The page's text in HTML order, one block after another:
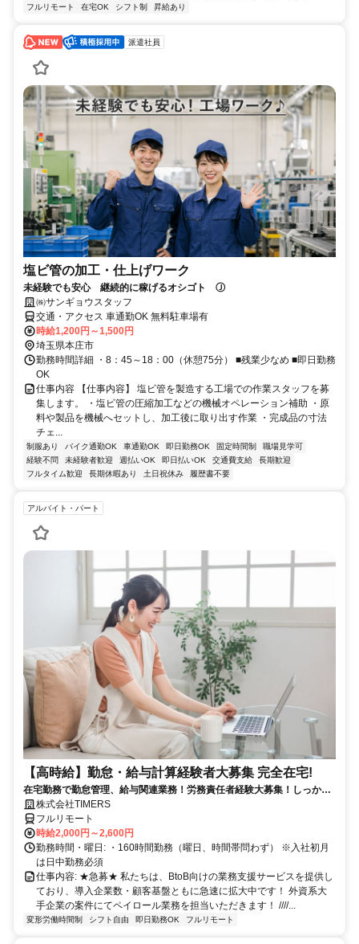
フルリモート 在宅OK シフト制 昇給あり
派遣社員
塩ビ管の加工・仕上げワーク
未経験でも安心 継続的に稼げるオシゴト Ⓙ
㈱サンギョウスタッフ
交通・アクセス 車通勤OK 無料駐車場有
時給1,200円～1,500円
埼玉県本庄市
勤務時間詳細 ・8：45～18：00（休憩75分） ■残業少なめ ■即日勤務
OK
仕事内容 【仕事内容】 塩ビ管を製造する工場での作業スタッフを募
集します。 ・塩ビ管の圧縮加工などの機械オペレーション補助 ・原
料や製品を機械へセットし、加工後に取り出す作業 ・完成品の寸法
チェ...
制服あり バイク通勤OK 車通勤OK 即日勤務OK 固定時間制
職場見学可
経験不問
未経験者歓迎 週払いOK 即日払いOK 交通費支給
長期歓迎
フルタイム歓迎
長期休暇あり 土日祝休み 履歴書不要
アルバイト・パート
【高時給】勤怠・給与計算経験者大募集 完全在宅!
在宅勤務で勤怠管理、給与関連業務！労務責任者経験大募集！しっかり
稼ぎたい方、注目！
株式会社TIMERS
フルリモート
時給2,000円～2,600円
勤務時間・曜日: ・160時間勤務（曜日、時間帯問わず） ※入社初月
は日中勤務必須
仕事内容: ★急募★ 私たちは、BtoB向けの業務支援サービスを提供し
ており、導入企業数・顧客基盤ともに急速に拡大中です！ 外資系大
手企業の案件にてペイロール業務を担当いただきます！ ////...
変形労働時間制 シフト自由 即日勤務OK フルリモート